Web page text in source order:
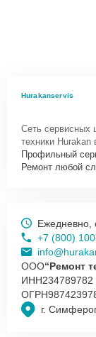
Hurakanservis
Сеть сервисных
техники
Профильный
Ремонт любой
г.
Ежедневно,
+7 (800)
ООО“Ремонт
ИНН234789782
ОГРН